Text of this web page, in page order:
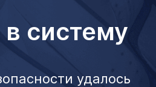
систему
удалось